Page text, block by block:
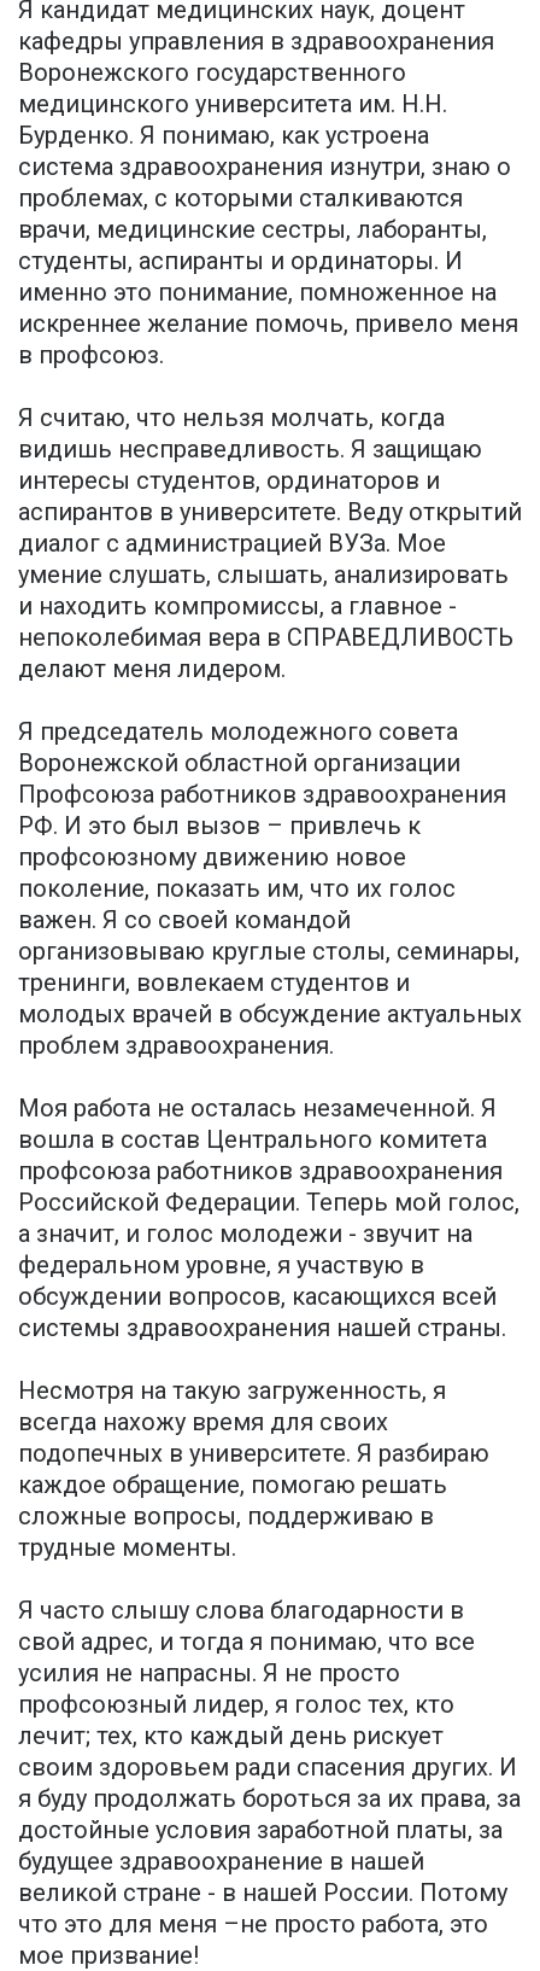
Я кандидат медицинских наук, доцент
кафедры управления в здравоохранения
Воронежского государственного
медицинского университета им. Н.Н.
Бурденко. Я понимаю, как устроена
система здравоохранения изнутри, знаю о
проблемах, с которыми сталкиваются
врачи, медицинские сестры, лаборанты,
студенты, аспиранты и ординаторы. И
именно это понимание, помноженное на
искреннее желание помочь, привело меня
в профсоюз.
Я считаю, что нельзя молчать, когда
видишь несправедливость. Я защищаю
интересы студентов, ординаторов и
аспирантов в университете. Веду открытий
диалог с администрацией ВУЗа. Мое
умение слушать, слышать, анализировать
и находить компромиссы, а главное -
непоколебимая вера в СПРАВЕДЛИВОСТЬ
делают меня лидером.
Я председатель молодежного совета
Воронежской областной организации
Профсоюза работников здравоохранения
РФ. И это был вызов – привлечь к
профсоюзному движению новое
поколение, показать им, что их голос
важен. Я со своей командой
организовываю круглые столы, семинары,
тренинги, вовлекаем студентов и
молодых врачей в обсуждение актуальных
проблем здравоохранения.
Моя работа не осталась незамеченной. Я
вошла в состав Центрального комитета
профсоюза работников здравоохранения
Российской Федерации. Теперь мой голос,
а значит, и голос молодежи - звучит на
федеральном уровне, я участвую в
обсуждении вопросов, касающихся всей
системы здравоохранения нашей страны.
Несмотря на такую загруженность, я
всегда нахожу время для своих
подопечных в университете. Я разбираю
каждое обращение, помогаю решать
сложные вопросы, поддерживаю в
трудные моменты.
Я часто слышу слова благодарности в
свой адрес, и тогда я понимаю, что все
усилия не напрасны. Я не просто
профсоюзный лидер, я голос тех, кто
лечит; тех, кто каждый день рискует
своим здоровьем ради спасения других. И
я буду продолжать бороться за их права, за
достойные условия заработной платы, за
будущее здравоохранение в нашей
великой стране - в нашей России. Потому
что это для меня –не просто работа, это
мое призвание!